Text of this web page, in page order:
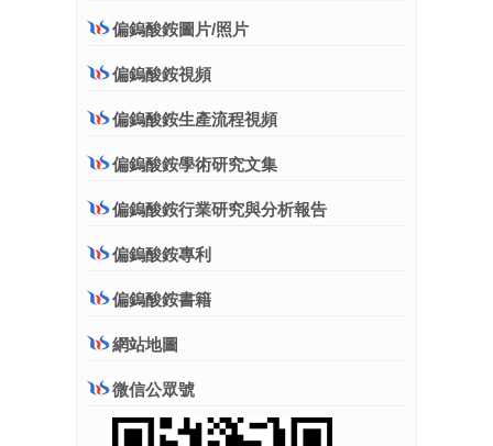
偏鎢酸銨圖片/照片
偏鎢酸銨視頻
偏鎢酸銨生產流程視頻
偏鎢酸銨學術研究文集
偏鎢酸銨行業研究與分析報告
偏鎢酸銨專利
偏鎢酸銨書籍
網站地圖
微信公眾號